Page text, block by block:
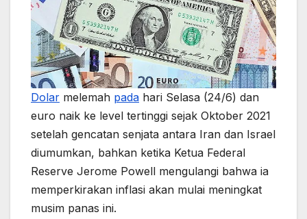
Dolar melemah pada hari Selasa (24/6) dan
euro naik ke level tertinggi sejak Oktober 2021
setelah gencatan senjata antara Iran dan Israel
diumumkan, bahkan ketika Ketua Federal
Reserve Jerome Powell mengulangi bahwa ia
memperkirakan inflasi akan mulai meningkat
musim panas ini.